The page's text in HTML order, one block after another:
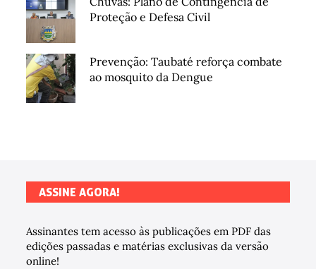
Proteção e Defesa Civil
Prevenção: Taubaté reforça combate
ao mosquito da Dengue
ASSINE AGORA!
Assinantes tem acesso às publicações em PDF das
edições passadas e matérias exclusivas da versão
online!